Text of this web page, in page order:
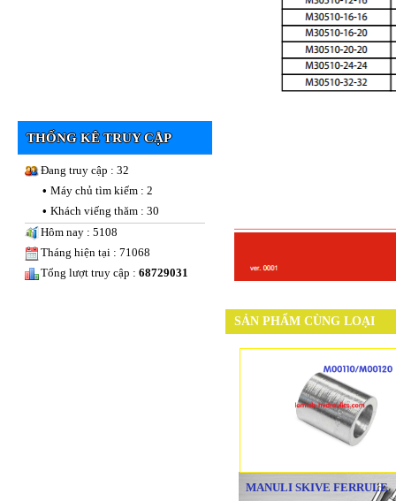
THỐNG KÊ TRUY CẬP
Đang truy cập : 32
• Máy chủ tìm kiếm : 2
• Khách viếng thăm : 30
Hôm nay : 5108
Tháng hiện tại : 71068
Tổng lượt truy cập : 68729031
SẢN PHẨM CÙNG LOẠI
MANULI SKIVE FERRULE